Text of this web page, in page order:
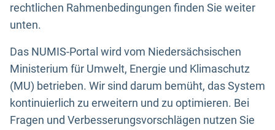
rechtlichen Rahmenbedingungen finden Sie weiter
unten.
Das NUMIS-Portal wird vom Niedersächsischen
Ministerium für Umwelt, Energie und Klimaschutz
(MU) betrieben. Wir sind darum bemüht, das System
kontinuierlich zu erweitern und zu optimieren. Bei
Fragen und Verbesserungsvorschlägen nutzen Sie